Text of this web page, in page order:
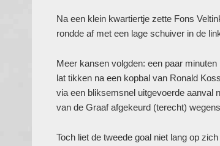
Na een klein kwartiertje zette Fons
rondde af met een lage schuiver in de
Meer kansen volgden: een paar
lat tikken na een kopbal van Ronald
via een bliksemsnel uitgevoerde aanval
van de Graaf afgekeurd (terecht)
Toch liet de tweede goal niet lang op